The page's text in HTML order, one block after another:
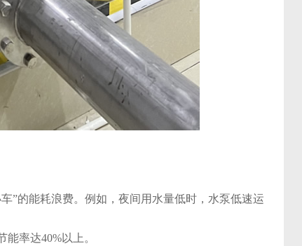
”的能耗浪费。例如，夜间用水量低时，水泵低速运
率达40%以上。